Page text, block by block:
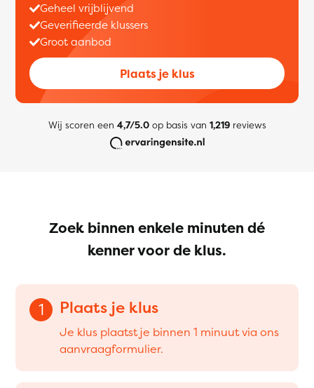
Geheel vrijblijvend
Geverifieerde klussers
Groot aanbod
Plaats je klus
Wij scoren een 4,7/5.0op basis van 1,219reviews
Zoek binnen enkele minuten dé
kenner voor de klus.
1 Plaats je klus
Je klus plaatst je binnen 1 minuut via ons
aanvraagformulier.